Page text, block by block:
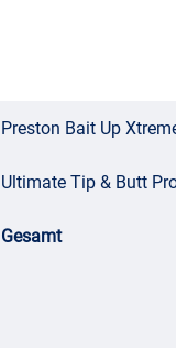
Preston Bait Up
Ultimate Tip & Butt
Gesamt